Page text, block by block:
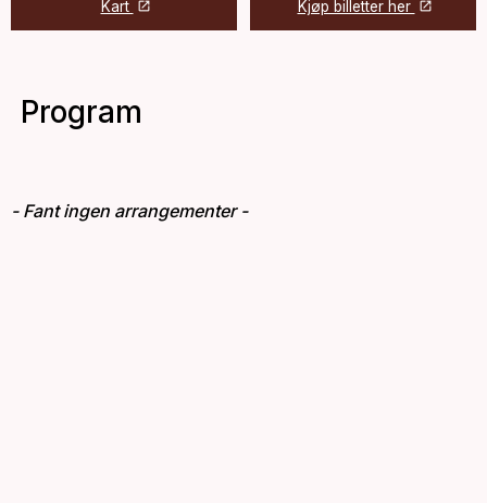
Kart Kjøp billetter her
Program
- Fant ingen arrangementer -